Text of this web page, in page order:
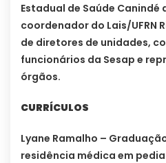
Estadual de Saúde Canindé
coordenador do Lais/UFRN
de diretores de unidades,
funcionários da Sesap e
órgãos.
CURRÍCULOS
Lyane Ramalho –
residência médica em